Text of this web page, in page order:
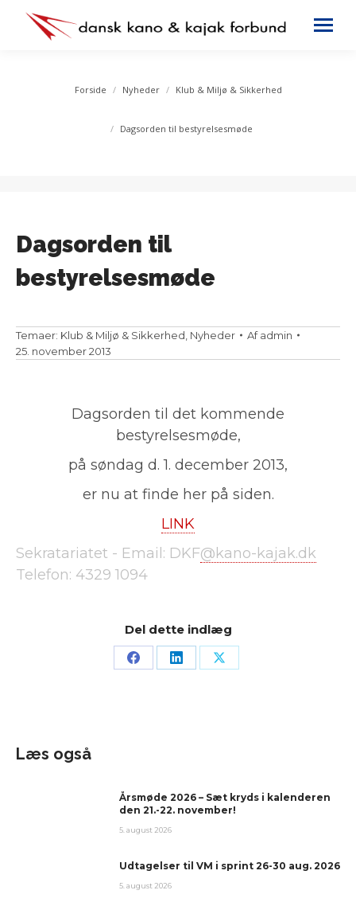
You are here:
Forside Nyheder Klub & Miljø & Sikkerhed
Dagsorden til bestyrelsesmøde
Dagsorden til
bestyrelsesmøde
Temaer: Klub & Miljø & Sikkerhed Nyheder Afadmin
25. november 2013
Dagsorden til det kommende
bestyrelsesmøde,
på søndag d. 1. december 2013,
er nu at finde her på siden.
LINK
Sekratariatet - Email: DKF@kano-kajak.dk
Telefon: 4329 1094
Del dette indlæg
Læs også
Årsmøde 2026 – Sæt kryds i kalenderen
den 21.-22. november!
5. august 2026
Udtagelser til VM i sprint 26-30 aug. 2026
5. august 2026